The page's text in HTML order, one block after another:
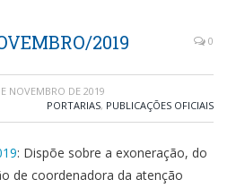
2019 0
NOVEMBRO DE 2019
PORTARIAS, PUBLICAÇÕES OFICIAIS
: Dispõe sobre a exoneração, do
de coordenadora da atenção